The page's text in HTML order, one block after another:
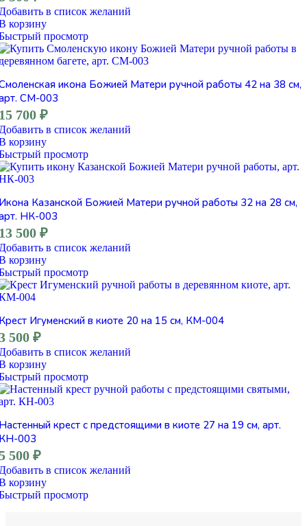
в список желаний
корзину
просмотр
икона Божией Матери ручной работы 42 на 38 см,
СМ-003
700 ₽
в список желаний
корзину
просмотр
Казанской Божией Матери ручной работы 32 на 28 см,
НК-003
500 ₽
в список желаний
корзину
просмотр
Игуменский в киоте 20 на 15 см, КМ-004
500 ₽
в список желаний
корзину
просмотр
крест с предстоящими в киоте 27 на 19 см, арт.
003
500 ₽
в список желаний
корзину
просмотр